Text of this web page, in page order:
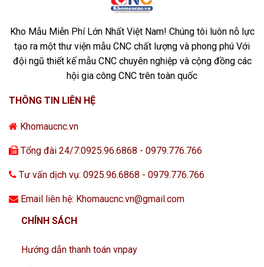
Kho Mẫu Miễn Phí Lớn Nhất Việt Nam! Chúng tôi luôn nỗ lực
tạo ra một thư viện mẫu CNC chất lượng và phong phú Với
đội ngũ thiết kế mẫu CNC chuyên nghiệp và cộng đồng các
hội gia công CNC trên toàn quốc
THÔNG TIN LIÊN HỆ
Khomaucnc.vn
Tổng đài 24/7:0925.96.6868 - 0979.776.766
Tư vấn dịch vụ: 0925.96.6868 - 0979.776.766
Email liên hệ: Khomaucnc.vn@gmail.com
CHÍNH SÁCH
Hướng dẫn thanh toán vnpay